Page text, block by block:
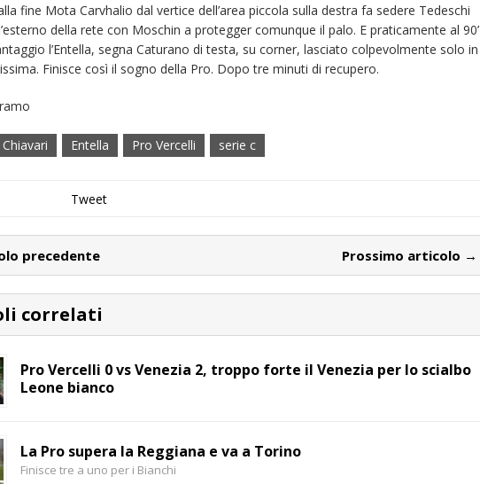
fine Mota Carvhalio dal vertice dell’area piccola sulla destra fa sedere Tedeschi
della rete con Moschin a protegger comunque il palo. E praticamente al 90’
l’Entella, segna Caturano di testa, su corner, lasciato colpevolmente solo in
Finisce così il sogno della Pro. Dopo tre minuti di recupero.
Chiavari Entella Pro Vercelli serie c
Tweet
precedente Prossimo articolo →
correlati
Pro Vercelli 0 vs Venezia 2, troppo forte il Venezia per lo scialbo
Leone bianco
La Pro supera la Reggiana e va a Torino
Finisce tre a uno per i Bianchi